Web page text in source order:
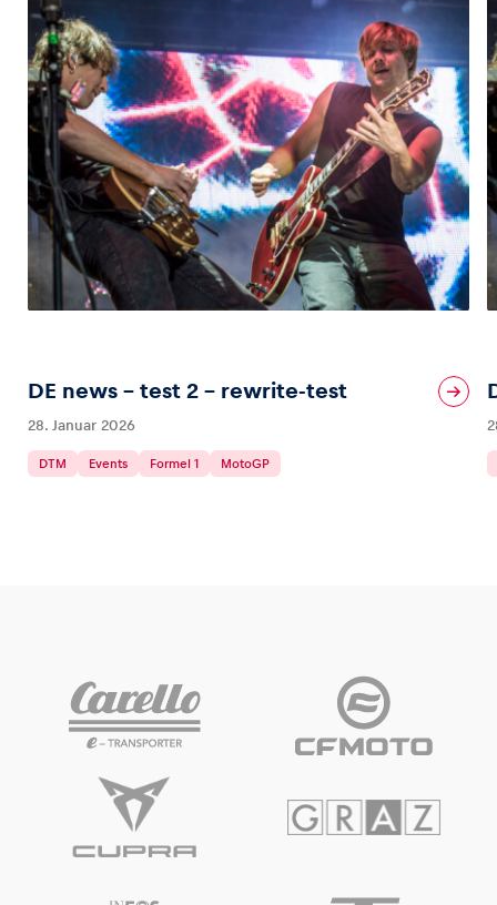
DE news – test 2 – rewrite-test
28. Januar 2026
DTM Events Formel 1 MotoGP